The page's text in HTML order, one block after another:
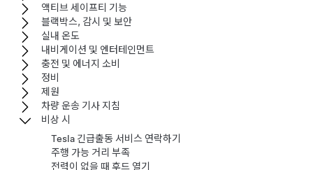
액티브 세이프티 기능
블랙박스, 감시 및 보안
실내 온도
내비게이션 및 엔터테인먼트
충전 및 에너지 소비
정비
제원
차량 운송 기사 지침
비상 시
Tesla 긴급출동 서비스 연락하기
주행 가능 거리 부족
전력이 없을 때 후드 열기